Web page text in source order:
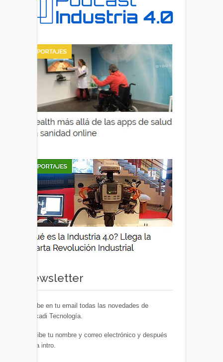
Newsletter
Recibe en tu email todas las novedades de
Euskadi Tecnología.
Escribe tu nombre y correo electrónico y después
pulsa intro.